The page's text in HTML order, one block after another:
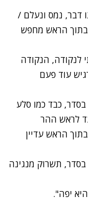
דבר, נמס ונעלם /
בתוך הראש מחפש
לנקודה, הנקודה
עוד פעם
כבד כמו סלע
לראש ההר
הראש עדיין
תשרוק מנגינה
יפה".